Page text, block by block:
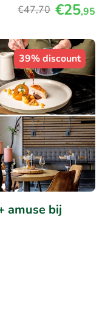
€47,70 €25,95
39% discount
amuse bij